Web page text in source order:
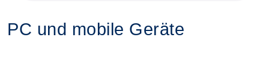
PC und mobile Geräte